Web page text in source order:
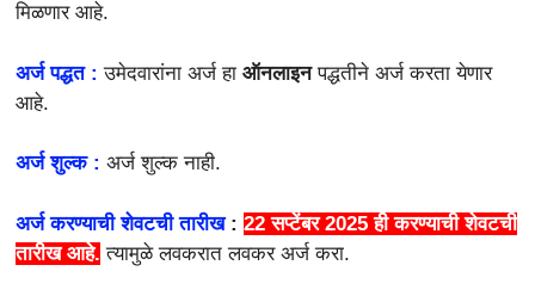
मिळणार आहे.
अर्ज पद्धत : उमेदवारांना अर्ज हा ऑनलाइनपद्धतीने अर्ज करता येणार
आहे.
अर्ज शुल्क : अर्ज शुल्क नाही.
अर्ज करण्याची शेवटची तारीख : 22 सप्टेंबर 2025 ही करण्याची शेवटची
तारीख आहे. त्यामुळे लवकरात लवकर अर्ज करा.